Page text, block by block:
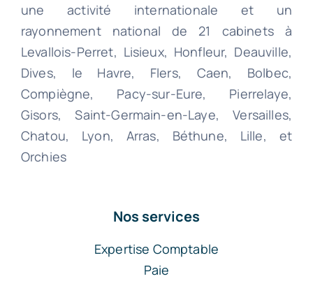
une activité internationale et un
rayonnement national de 21 cabinets à
Levallois-Perret, Lisieux, Honfleur, Deauville,
Dives, le Havre, Flers, Caen, Bolbec,
Compiègne, Pacy-sur-Eure, Pierrelaye,
Gisors, Saint-Germain-en-Laye, Versailles,
Chatou, Lyon, Arras, Béthune, Lille, et
Orchies
Nos services
Expertise Comptable
Paie